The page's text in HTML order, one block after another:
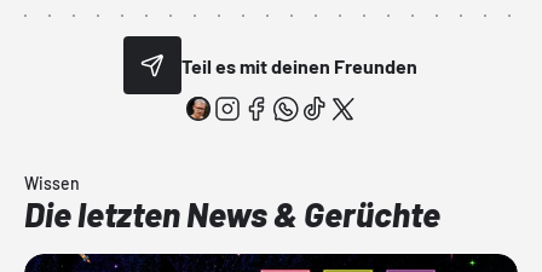
Teil es mit deinen Freunden
Wissen
Die letzten News & Gerüchte